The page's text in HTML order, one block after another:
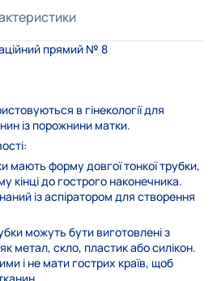
прямий № 8
в гінекології для
із порожнини матки.
мають форму довгої тонкої трубки,
кінці до гострого наконечника.
із аспіратором для створення
можуть бути виготовлені з
метал, скло, пластик або силікон.
і не мати гострих країв, щоб